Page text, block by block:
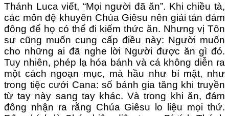
Thánh Luca viết, “Mọi người đã ăn”. Khi chiều tà,
các môn đệ khuyên Chúa Giêsu nên giải tán đám
đông để họ có thể đi kiếm thức ăn. Nhưng vị Tôn
sư cũng muốn cung cấp điều này: Người muốn
cho những ai đã nghe lời Người được ăn gì đó.
Tuy nhiên, phép lạ hóa bánh và cá không diễn ra
một cách ngoạn mục, mà hầu như bí mật, như
trong tiệc cưới Cana: số bánh gia tăng khi truyền
từ tay này sang tay khác. Và trong khi ăn, đám
đông nhận ra rằng Chúa Giêsu lo liệu mọi thứ.